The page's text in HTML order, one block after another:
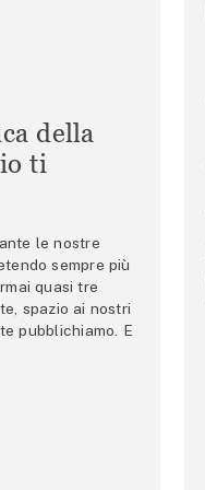
della
ti
le nostre
sempre più
quasi tre
spazio ai nostri
pubblichiamo. E